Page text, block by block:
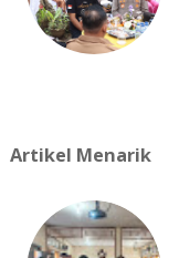
Artikel Menarik